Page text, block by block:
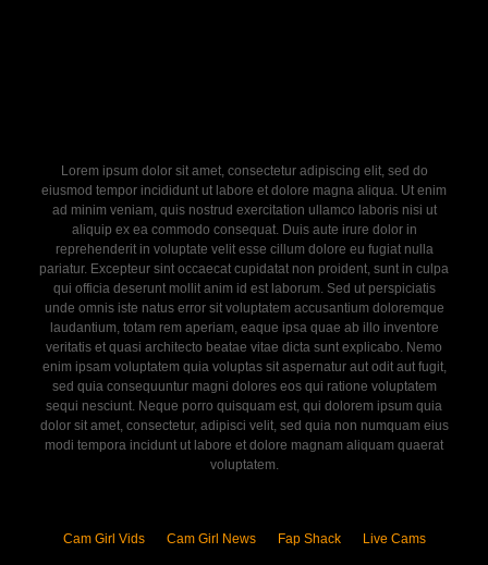
Lorem ipsum dolor sit amet, consectetur adipiscing elit, sed do
eiusmod tempor incididunt ut labore et dolore magna aliqua. Ut enim
ad minim veniam, quis nostrud exercitation ullamco laboris nisi ut
aliquip ex ea commodo consequat. Duis aute irure dolor in
reprehenderit in voluptate velit esse cillum dolore eu fugiat nulla
pariatur. Excepteur sint occaecat cupidatat non proident, sunt in culpa
qui officia deserunt mollit anim id est laborum. Sed ut perspiciatis
unde omnis iste natus error sit voluptatem accusantium doloremque
laudantium, totam rem aperiam, eaque ipsa quae ab illo inventore
veritatis et quasi architecto beatae vitae dicta sunt explicabo. Nemo
enim ipsam voluptatem quia voluptas sit aspernatur aut odit aut fugit,
sed quia consequuntur magni dolores eos qui ratione voluptatem
sequi nesciunt. Neque porro quisquam est, qui dolorem ipsum quia
dolor sit amet, consectetur, adipisci velit, sed quia non numquam eius
modi tempora incidunt ut labore et dolore magnam aliquam quaerat
voluptatem.
Cam Girl Vids Cam Girl News Fap Shack Live Cams